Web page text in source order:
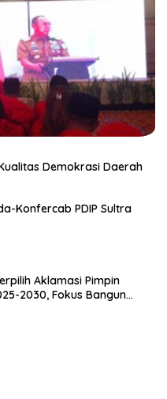
Demokrasi Daerah
Konfercab PDIP Sultra
Aklamasi Pimpin
2030, Fokus Bangun